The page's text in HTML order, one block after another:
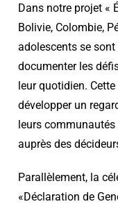
Dans notre projet «
Bolivie, Colombie,
adolescents se
documenter les
leur quotidien.
développer un
leurs
auprès des
Parallèlement, la
«Déclaration de